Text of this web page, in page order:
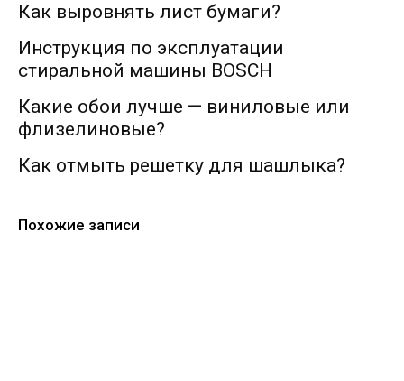
Как выровнять лист бумаги?
Инструкция по эксплуатации
стиральной машины BOSCH
Какие обои лучше — виниловые или
флизелиновые?
Как отмыть решетку для шашлыка?
Похожие записи